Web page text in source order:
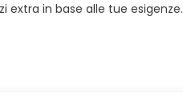
extra in base alle tue esigenze.